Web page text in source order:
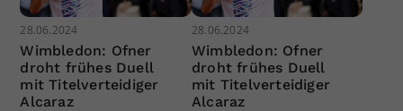
28.06.2024
Wimbledon: Ofner
droht frühes Duell
mit Titelverteidiger
Alcaraz
28.06.2024
Wimbledon: Ofner
droht frühes Duell
mit Titelverteidiger
Alcaraz